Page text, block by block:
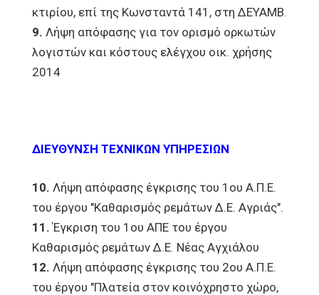
κτιρίου, επί της Κωνσταντά 141, στη ΔΕΥΑΜΒ.
9. Λήψη απόφασης για τον ορισμό ορκωτών
λογιστών και κόστους ελέγχου οικ. χρήσης
2014
ΔΙΕΥΘΥΝΣΗ ΤΕΧΝΙΚΩΝ ΥΠΗΡΕΣΙΩΝ
10. Λήψη απόφασης έγκρισης του 1ου Α.Π.Ε.
του έργου "Καθαρισμός ρεμάτων Δ.Ε. Αγριάς".
11.Έγκριση του 1ου ΑΠΕ του έργου
Καθαρισμός ρεμάτων Δ.Ε. Νέας Αγχιάλου
12. Λήψη απόφασης έγκρισης του 2ου Α.Π.Ε.
του έργου "Πλατεία στον κοινόχρηστο χώρο,